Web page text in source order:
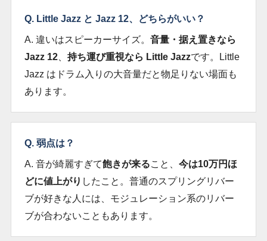
Q. Little Jazz と Jazz 12、どちらがいい？
A. 違いはスピーカーサイズ。 音量・据え置きなら
Jazz 12、 持ち運び重視なら Little Jazzです。Little
Jazz はドラム入りの大音量だと物足りない場面も
あります。
Q. 弱点は？
A. 音が綺麗すぎて飽きが来ること、 今は10万円ほ
どに値上がり したこと。普通のスプリングリバー
ブが好きな人には、モジュレーション系のリバー
ブが合わないこともあります。